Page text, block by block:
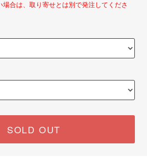
合は、取り寄せとは別で発注してくださ
SOLD OUT